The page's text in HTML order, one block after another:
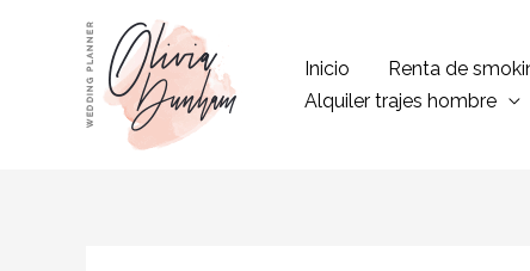
contenido
Inicio Renta de
Alquiler trajes hombre